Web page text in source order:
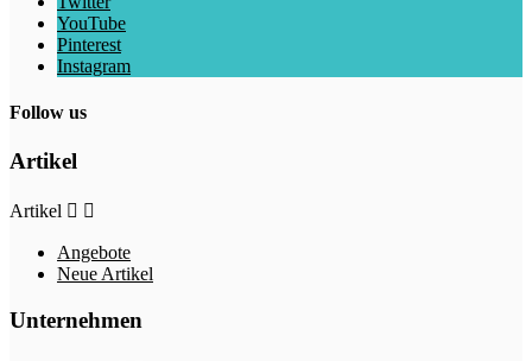
YouTube
Pinterest
Instagram
Follow us
Artikel
Artikel  
Angebote
Neue Artikel
Unternehmen